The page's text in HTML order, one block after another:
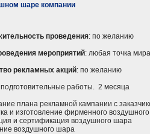
шаре компании
проведения: по желанию
мероприятий: любая точка мира
рекламных акций: по желанию
работы. 2 месяца
плана рекламной кампании с
и изготовление фирменного
и сертификация воздушного шара
воздушного шара